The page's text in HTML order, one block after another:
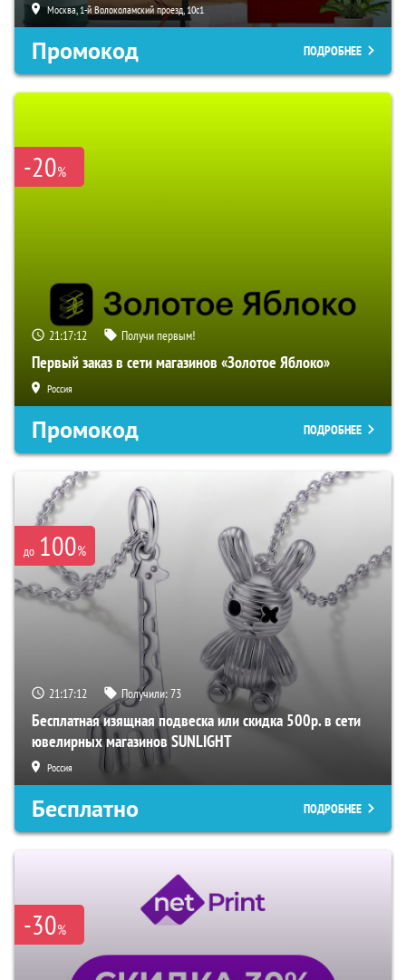
Москва, 1-й Волоколамский проезд, 10с1
Промокод ПОДРОБНЕЕ
-20%
21:17:11 Получи первым!
Первый заказ в сети магазинов «Золотое Яблоко»
Россия
Промокод ПОДРОБНЕЕ
до 100%
21:17:11 Получили:73
Бесплатная изящная подвеска или скидка 500р. в сети
ювелирных магазинов SUNLIGHT
Россия
Бесплатно ПОДРОБНЕЕ
-30%